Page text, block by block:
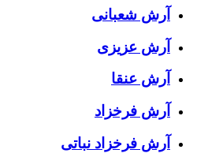
آرش شعبانی
آرش عزیزی
آرش عنقا
آرش فرخزاد
آرش فرخزاد نباتی